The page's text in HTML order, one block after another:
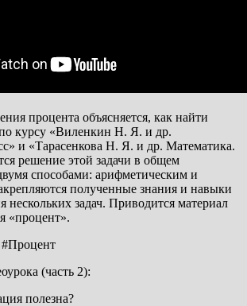
процента объясняется, как найти
курсу «Виленкин Н. Я. и др.
и «Тарасенкова Н. Я. и др. Математика.
решение этой задачи в общем
способами: арифметическим и
полученные знания и навыки
нескольких задач. Приводится материал
«процент».
#Процент
(часть 2):
полезна?